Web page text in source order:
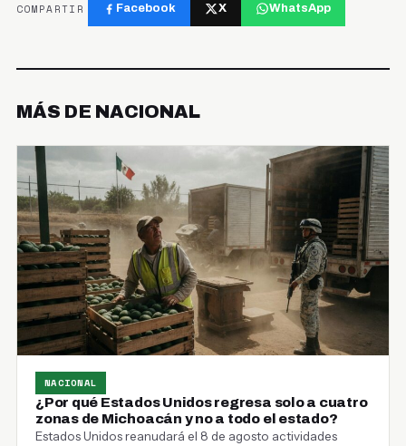
COMPARTIR Facebook X WhatsApp
MÁS DE NACIONAL
NACIONAL
¿Por qué Estados Unidos regresa solo a cuatro
zonas de Michoacán y no a todo el estado?
Estados Unidos reanudará el 8 de agosto actividades